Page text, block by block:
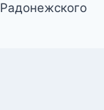
Радонежского